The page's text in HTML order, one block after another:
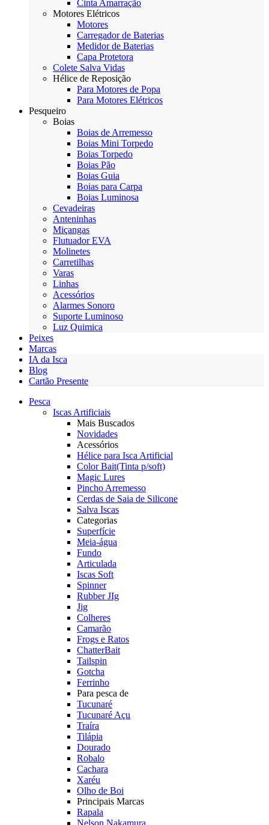
Cinta Amarração
Motores Elétricos
Motores
Carregador de Baterias
Medidor de Baterias
Capa Protetora
Colete Salva Vidas
Hélice de Reposição
Para Motores de Popa
Para Motores Elétricos
Pesqueiro
Boias
Boias de Arremesso
Boias Mini Torpedo
Boias Torpedo
Boias Pão
Boias Guia
Boias para Carpa
Boias Luminosa
Cevadeiras
Anteninhas
Miçangas
Flutuador EVA
Molinetes
Carretilhas
Varas
Linhas
Acessórios
Alarmes Sonoro
Suporte Luminoso
Luz Quimica
Peixes
Marcas
IA da Isca
Blog
Cartão Presente
Pesca
Iscas Artificiais
Mais Buscados
Novidades
Acessórios
Hélice para Isca Artificial
Color Bait(Tinta p/soft)
Magic Lures
Pincho Arremesso
Cerdas de Saia de Silicone
Salva Iscas
Categorias
Superfície
Meia-água
Fundo
Articulada
Iscas Soft
Spinner
Rubber JIg
Jig
Colheres
Camarão
Frogs e Ratos
ChatterBait
Tailspin
Gotcha
Ferrinho
Para pesca de
Tucunaré
Tucunaré Açu
Traíra
Tilápia
Dourado
Robalo
Cachara
Xaréu
Olho de Boi
Principais Marcas
Rapala
Nelson Nakamura